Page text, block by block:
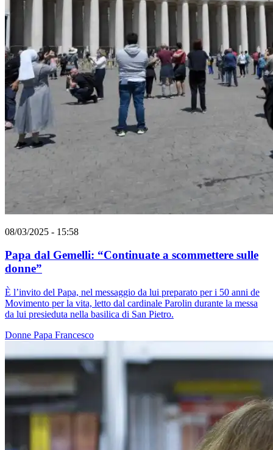
08/03/2025 - 15:58
Papa dal Gemelli: “Continuate a scommettere sulle
donne”
È l’invito del Papa, nel messaggio da lui preparato per i 50 anni de
Movimento per la vita, letto dal cardinale Parolin durante la messa
da lui presieduta nella basilica di San Pietro.
Donne Papa Francesco